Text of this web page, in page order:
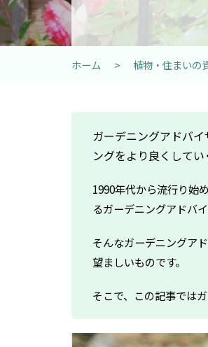
ホーム > 植物・住まいの
ガーデニングアドバ
ングをより良くしてい
1990年代から流行り始
るガーデニングアドバ
そんなガーデニングア
望ましいものです。
そこで、この記事では